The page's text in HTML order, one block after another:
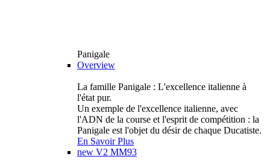
Panigale
Overview
La famille Panigale : L'excellence italienne à
l'état pur.
Un exemple de l'excellence italienne, avec
l'ADN de la course et l'esprit de compétition : la
Panigale est l'objet du désir de chaque Ducatiste.
En Savoir Plus
new V2 MM93